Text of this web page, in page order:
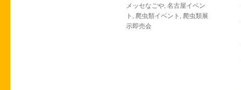
ー
グ
メッセなごや, 名古屋イベン
ト , 爬虫類イベント , 爬虫類展
示即売会